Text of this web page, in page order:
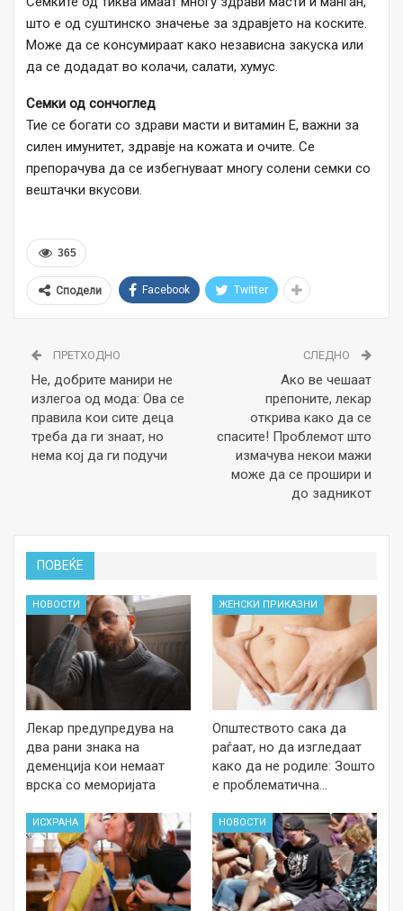
што е од суштинско значење за здравјето на коските.
Може да се консумираат како независна закуска или
да се додадат во колачи, салати, хумус.
Семки од сончоглед
Тие се богати со здрави масти и витамин Е, важни за
силен имунитет, здравје на кожата и очите. Се
препорачува да се избегнуваат многу солени семки со
вештачки вкусови.
365
Сподели Facebook Twitter
ПРЕТХОДНО
Не, добрите манири не
излегоа од мода: Ова се
правила кои сите деца
треба да ги знаат, но
нема кој да ги подучи
СЛЕДНО
Ако ве чешаат
препоните, лекар
открива како да се
спасите! Проблемот што
измачува некои мажи
може да се прошири и
до задникот
ПОВЕЌЕ
НОВОСТИ
Лекар предупредува на
два рани знака на
деменција кои немаат
врска со меморијата
ЖЕНСКИ ПРИКАЗНИ
Општеството сака да
раѓаат, но да изгледаат
како да не родиле: Зошто
е проблематична…
ИСХРАНА НОВОСТИ